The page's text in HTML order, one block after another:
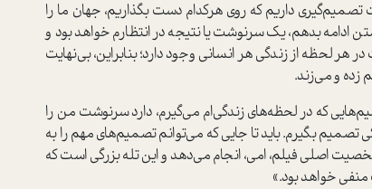
داریم که روی هرکدام دست بگذاریم، جهان ما را
ادامه بدهم، یک سرنوشت یا نتیجه در انتظارم خواهد بود و
لحظه از زندگی هر انسانی وجود دارد؛ بنابراین، بی‌نهایت
زده و می‌زند.
که در لحظه‌های زندگی‌ام می‌گیرم، دارد سرنوشت من را
تصمیم بگیرم. باید تا جایی که می‌توانم تصمیم‌های مهم را به
اصلی فیلم، امی، انجام می‌دهد و این تله بزرگی است که
خواهد بود.»